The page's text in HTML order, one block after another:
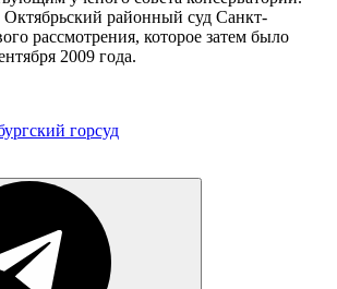
районный суд Санкт-
рассмотрения, которое затем было
2009 года.
горсуд